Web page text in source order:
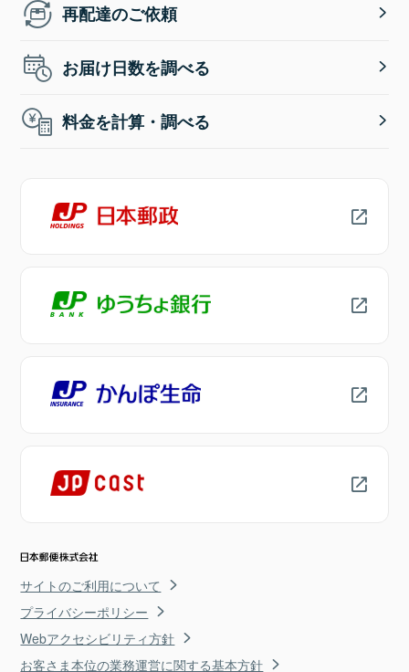
再配達のご依頼
お届け日数を調べる
料金を計算・調べる
サイトのご利用について
プライバシーポリシー
Webアクセシビリティ方針
お客さま本位の業務運営に関する基本方針